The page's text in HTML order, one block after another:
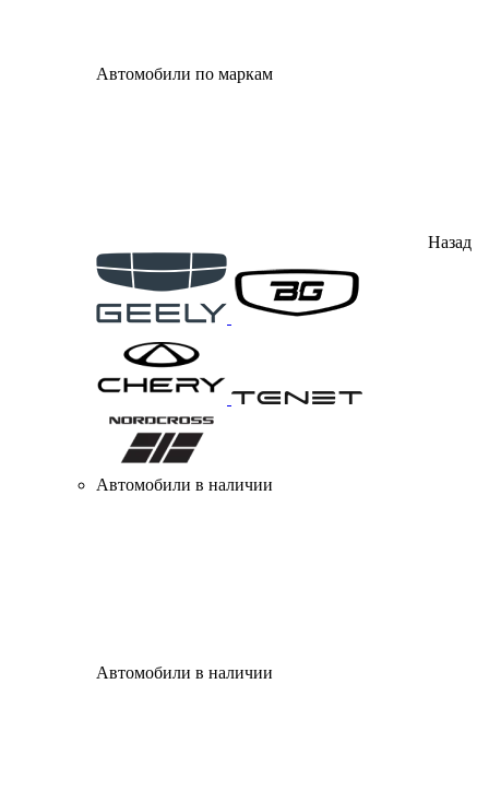
Автомобили по маркам
Назад
Автомобили в наличии
Автомобили в наличии